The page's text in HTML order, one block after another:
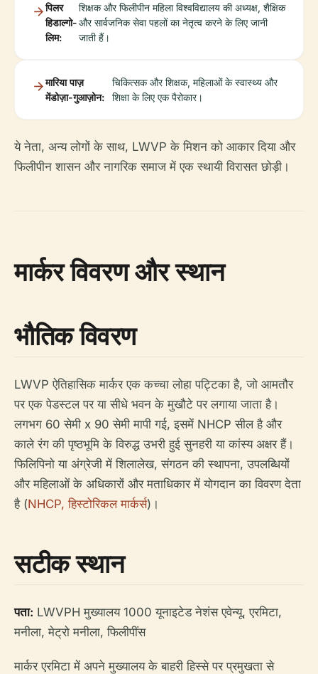
पिलर
हिडाल्गो-
लिम:
शिक्षक और फिलीपीन महिला विश्वविद्यालय की अध्यक्ष, शैक्षिक
और सार्वजनिक सेवा पहलों का नेतृत्व करने के लिए जानी
जाती हैं।
मारिया पाज़
मेंडोज़ा-गुआज़ोन:
चिकित्सक और शिक्षक, महिलाओं के स्वास्थ्य और
शिक्षा के लिए एक पैरोकार।
ये नेता, अन्य लोगों के साथ, LWVP के मिशन को आकार दिया और
फिलीपीन शासन और नागरिक समाज में एक स्थायी विरासत छोड़ी।
मार्कर विवरण और स्थान
भौतिक विवरण
LWVP ऐतिहासिक मार्कर एक कच्चा लोहा पट्टिका है, जो आमतौर
पर एक पेडस्टल पर या सीधे भवन के मुखौटे पर लगाया जाता है।
लगभग 60 सेमी x 90 सेमी मापी गई, इसमें NHCP सील है और
काले रंग की पृष्ठभूमि के विरुद्ध उभरी हुई सुनहरी या कांस्य अक्षर हैं।
फिलिपिनो या अंग्रेजी में शिलालेख, संगठन की स्थापना, उपलब्धियों
और महिलाओं के अधिकारों और मताधिकार में योगदान का विवरण देता
है (NHCP, हिस्टोरिकल मार्कर्स)।
सटीक स्थान
पता: LWVPH मुख्यालय 1000 यूनाइटेड नेशंस एवेन्यू, एरमिटा,
मनीला, मेट्रो मनीला, फिलीपींस
मार्कर एरमिटा में अपने मुख्यालय के बाहरी हिस्से पर प्रमुखता से